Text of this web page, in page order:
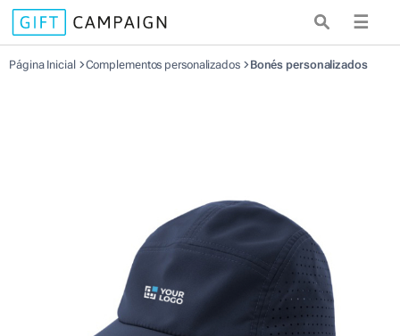
☰
Página Inicial Complementos personalizados Bonés personalizados